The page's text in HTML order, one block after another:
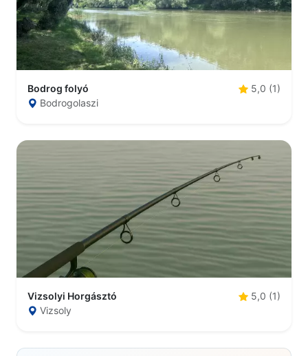
Bodrog folyó
5,0 (1)
Bodrogolaszi
Vizsolyi Horgásztó
5,0 (1)
Vizsoly